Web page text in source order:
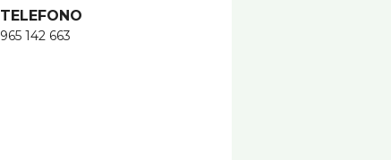
TELEFONO
965 142 663